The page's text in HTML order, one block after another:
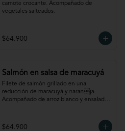
camote crocante. Acompañado de
vegetales salteados.
$64.900
Salmón en salsa de maracuyá
Filete de salmón grillado en una
reducción de maracuyá y naranja.
Acompañado de arroz blanco y ensalada
aguacate
$64.900